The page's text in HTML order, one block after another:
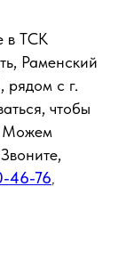
в ТСК
Раменский
с г.
чтобы
Можем
46-76,